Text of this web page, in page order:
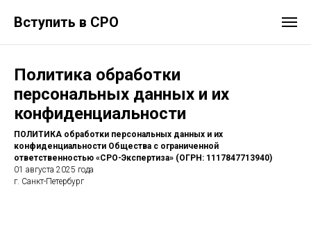
Вступить в СРО
Политика обработки
персональных данных и их
конфиденциальности
ПОЛИТИКА обработки персональных данных и их
конфиденциальности Общества с ограниченной
ответственностью «СРО-Экспертиза» (ОГРН: 1117847713940)
01 августа 2025 года
г. Санкт-Петербург